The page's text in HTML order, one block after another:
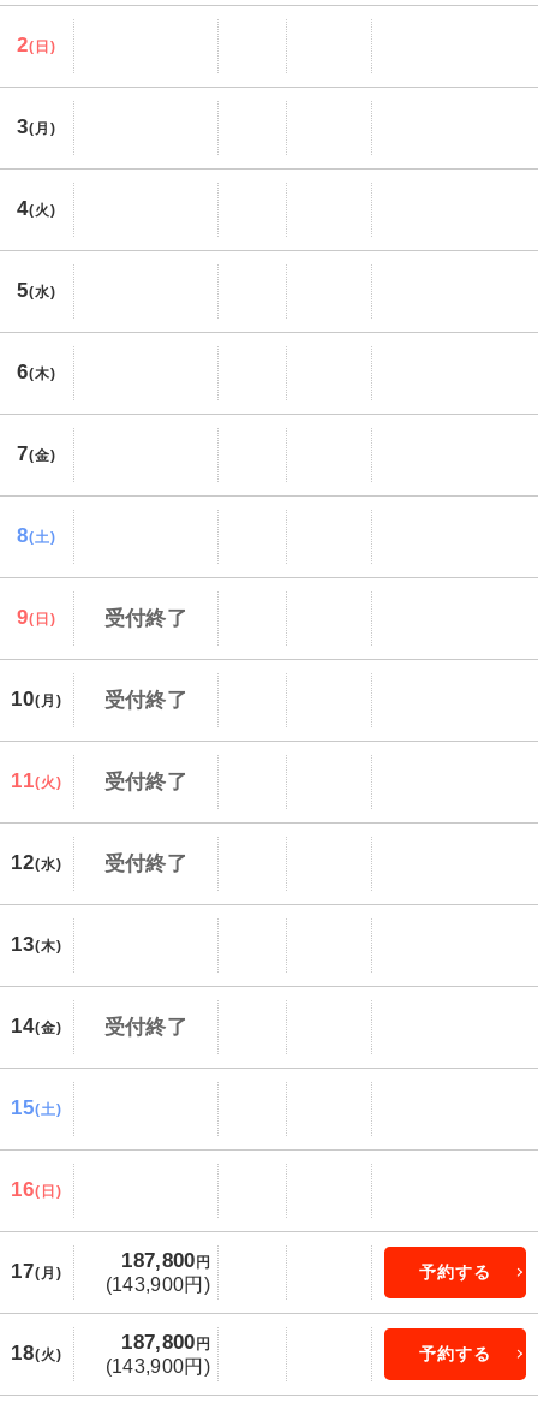
2(日)
3(月)
4(火)
5(水)
6(木)
7(金)
8(土)
9(日) 受付終了
10(月) 受付終了
11(火) 受付終了
12(水) 受付終了
13(木)
14(金) 受付終了
15(土)
16(日)
17(月)
187,800 円
(143,900円)
予約する
18(火)
187,800 円
(143,900円)
予約する